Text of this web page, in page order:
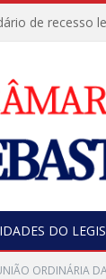
de recesso
DO
ORDINÁRIA